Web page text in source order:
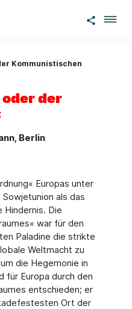
Kommunistischen
der
Berlin
Europas unter
als das
Die
war für den
Paladine die strikte
Weltmacht zu
die Hegemonie in
für Europa durch den
entschieden; er
Ort der